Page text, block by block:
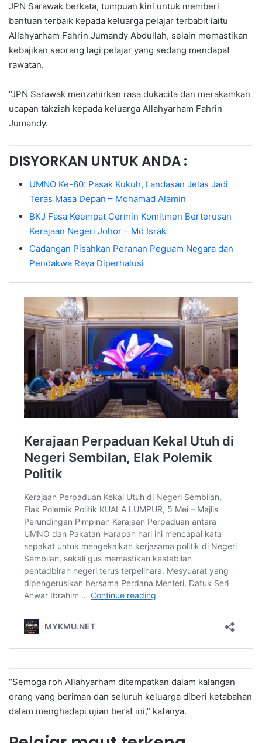
JPN Sarawak berkata, tumpuan kini untuk memberi
bantuan terbaik kepada keluarga pelajar terbabit iaitu
Allahyarham Fahrin Jumandy Abdullah, selain memastikan
kebajikan seorang lagi pelajar yang sedang mendapat
rawatan.
“JPN Sarawak menzahirkan rasa dukacita dan merakamkan
ucapan takziah kepada keluarga Allahyarham Fahrin
Jumandy.
DISYORKAN UNTUK ANDA :
UMNO Ke-80: Pasak Kukuh, Landasan Jelas Jadi
Teras Masa Depan – Mohamad Alamin
BKJ Fasa Keempat Cermin Komitmen Berterusan
Kerajaan Negeri Johor – Md Israk
Cadangan Pisahkan Peranan Peguam Negara dan
Pendakwa Raya Diperhalusi
“Semoga roh Allahyarham ditempatkan dalam kalangan
orang yang beriman dan seluruh keluarga diberi ketabahan
dalam menghadapi ujian berat ini,” katanya.